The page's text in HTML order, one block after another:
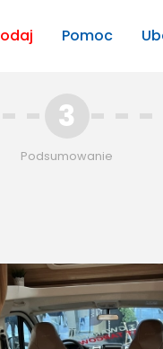
Pomoc
3
Podsumowanie